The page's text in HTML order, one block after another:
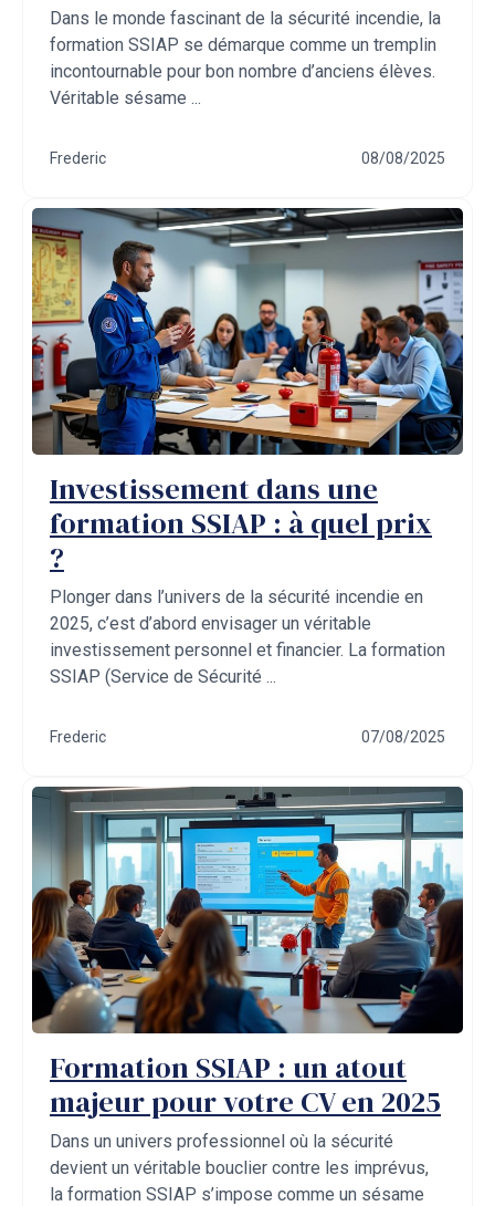
Dans le monde fascinant de la sécurité incendie, la
formation SSIAP se démarque comme un tremplin
incontournable pour bon nombre d’anciens élèves.
Véritable sésame ...
Frederic 08/08/2025
Investissement dans une
formation SSIAP : à quel prix
?
Plonger dans l’univers de la sécurité incendie en
2025, c’est d’abord envisager un véritable
investissement personnel et financier. La formation
SSIAP (Service de Sécurité ...
Frederic 07/08/2025
Formation SSIAP : un atout
majeur pour votre CV en 2025
Dans un univers professionnel où la sécurité
devient un véritable bouclier contre les imprévus,
la formation SSIAP s’impose comme un sésame